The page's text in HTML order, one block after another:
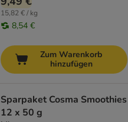
15,82 € / kg
8,54 €
Zum Warenkorb
hinzufügen
Sparpaket Cosma Smoothies
12 x 50 g